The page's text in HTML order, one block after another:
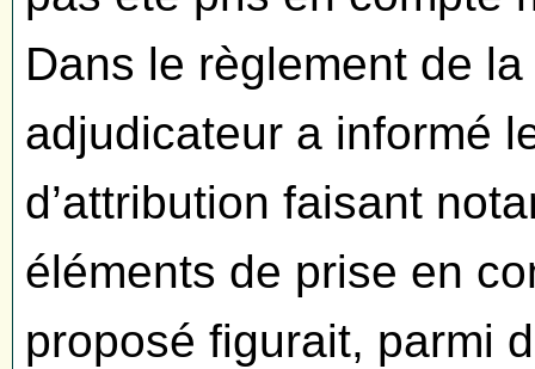
Dans le règlement de
adjudicateur a informé
d’attribution faisant
éléments de prise en
proposé figurait, parmi